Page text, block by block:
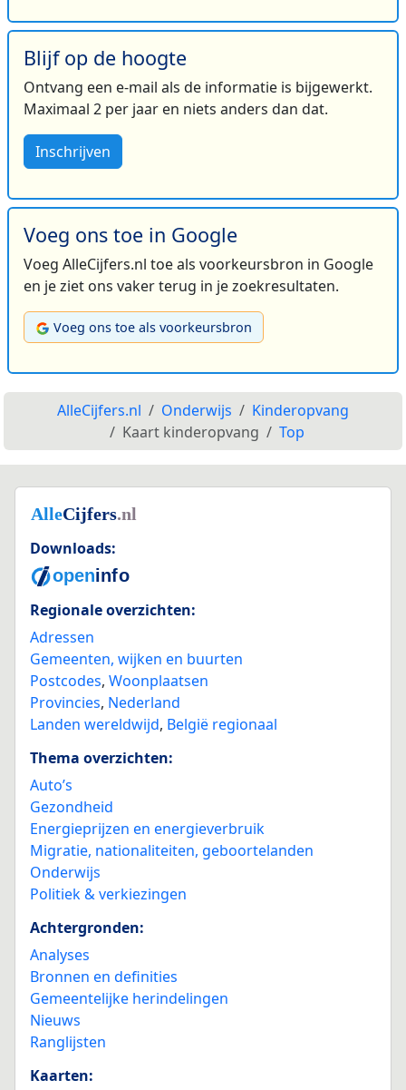
Blijf op de hoogte
Ontvang een e-mail als de informatie is bijgewerkt.
Maximaal 2 per jaar en niets anders dan dat.
Inschrijven
Voeg ons toe in Google
Voeg AlleCijfers.nl toe als voorkeursbron in Google
en je ziet ons vaker terug in je zoekresultaten.
Voeg ons toe als voorkeursbron
AlleCijfers.nl Onderwijs
Kinderopvang
Kaart kinderopvang
Top
Downloads:
Regionale overzichten:
Adressen
Gemeenten, wijken en buurten
Postcodes, Woonplaatsen
Provincies, Nederland
Landen wereldwijd, België regionaal
Thema overzichten:
Auto’s
Gezondheid
Energieprijzen en energieverbruik
Migratie, nationaliteiten, geboortelanden
Onderwijs
Politiek & verkiezingen
Achtergronden:
Analyses
Bronnen en definities
Gemeentelijke herindelingen
Nieuws
Ranglijsten
Kaarten: